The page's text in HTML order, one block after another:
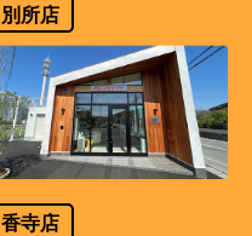
別所店
香寺店